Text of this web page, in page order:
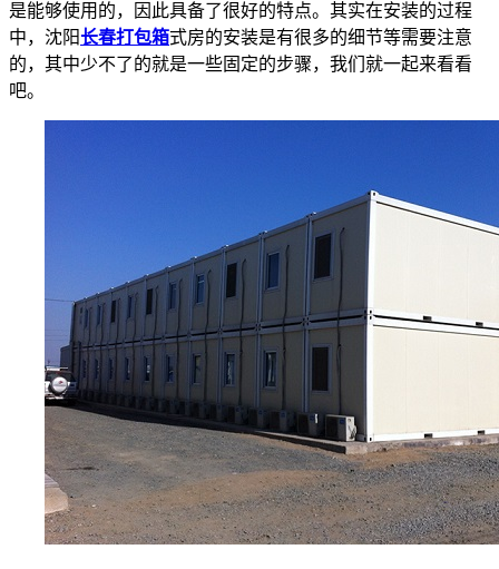
是能够使用的，因此具备了很好的特点。其实在安装的过程
中，沈阳长春打包箱式房的安装是有很多的细节等需要注意
的，其中少不了的就是一些固定的步骤，我们就一起来看看
吧。